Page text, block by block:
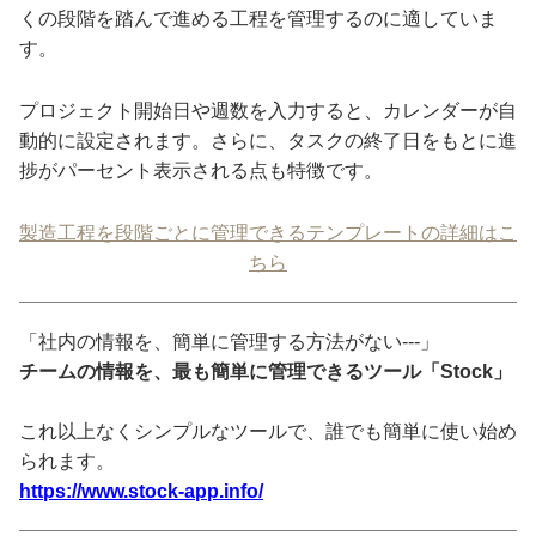
くの段階を踏んで進める工程を管理するのに適していま
す。
プロジェクト開始日や週数を入力すると、カレンダーが自
動的に設定されます。さらに、タスクの終了日をもとに進
捗がパーセント表示される点も特徴です。
製造工程を段階ごとに管理できるテンプレートの詳細はこ
ちら
「社内の情報を、簡単に管理する方法がない---」
チームの情報を、最も簡単に管理できるツール「Stock」
これ以上なくシンプルなツールで、誰でも簡単に使い始め
られます。
https://www.stock-app.info/